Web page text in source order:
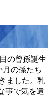
の曾孫誕生
月の孫たち
ました。乳
事で気を遣